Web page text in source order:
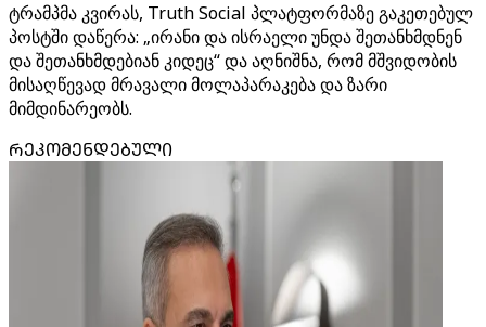
ტრამპმა კვირას, Truth Social პლატფორმაზე გაკეთებულ
პოსტში დაწერა: „ირანი და ისრაელი უნდა შეთანხმდნენ
და შეთანხმდებიან კიდეც“ და აღნიშნა, რომ მშვიდობის
მისაღწევად მრავალი მოლაპარაკება და ზარი
მიმდინარეობს.
ᲠᲔᲙᲝᲛᲔᲜᲓᲔᲑᲣᲚᲘ